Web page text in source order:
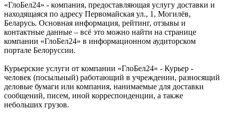
«ГлоБел24» - компания, предоставляющая услугу доставки и
находящаяся по адресу Первомайская ул., 1, Могилёв,
Беларусь. Основная информация, рейтинг, отзывы и
контактные данные – всё это можно найти на странице
компании «ГлоБел24» в информационном аудиторском
портале Белоруссии.
Курьерские услуги от компании «ГлоБел24» - Курьер -
человек (посыльный) работающий в учреждении, разносящий
деловые бумаги или компания, нанимаемые для доставки
сообщений, писем, иной корреспонденции, а также
небольших грузов.